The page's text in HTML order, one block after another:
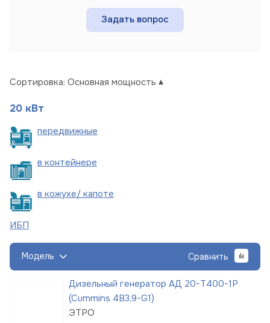
Задать вопрос
Сортировка: Основная мощность
20 кВт
передвижные
в контейнере
в кожухе/ капоте
ИБП
Модель Сравнить
Дизельный генератор АД 20-Т400-1Р
(Cummins 4B3,9-G1)
ЭТРО